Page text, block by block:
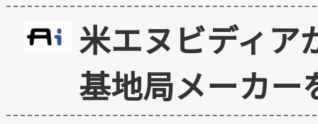
米エヌビディア
基地局メーカー